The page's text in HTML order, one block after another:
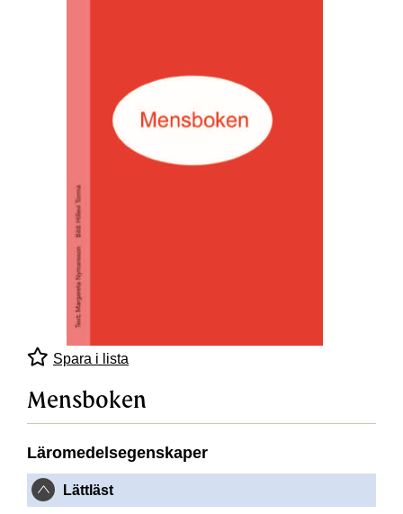
Spara i lista
Mensboken
Läromedelsegenskaper
Lättläst